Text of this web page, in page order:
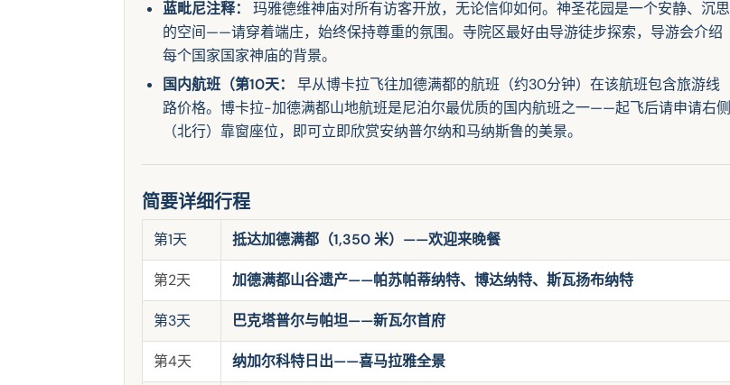
蓝毗尼注释：
玛雅德维神庙对所有访客开放，无论信仰如何。神圣花园是一个安静、沉思
的空间——请穿着端庄，始终保持尊重的氛围。寺院区最好由导游徒步探索，导游会介绍
每个国家国家神庙的背景。
国内航班（第10天：
早从博卡拉飞往加德满都的航班（约30分钟）在该航班包含旅游线
路价格。博卡拉-加德满都山地航班是尼泊尔最优质的国内航班之一——起飞后请申请右侧
（北行）靠窗座位，即可立即欣赏安纳普尔纳和马纳斯鲁的美景。
简要详细行程
第1天 抵达加德满都（1,350 米）——欢迎来晚餐
第2天 加德满都山谷遗产——帕苏帕蒂纳特、博达纳特、斯瓦扬布纳特
第3天 巴克塔普尔与帕坦——新瓦尔首府
第4天 纳加尔科特日出——喜马拉雅全景